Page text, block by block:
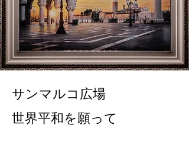
サンマルコ広場
世界平和を願って